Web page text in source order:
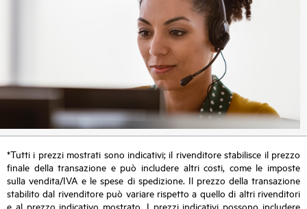
*Tutti i prezzi mostrati sono indicativi; il rivenditore stabilisce il prezzo
finale della transazione e può includere altri costi, come le imposte
sulla vendita/IVA e le spese di spedizione. Il prezzo della transazione
stabilito dal rivenditore può variare rispetto a quello di altri rivenditori
e al prezzo indicativo mostrato. I prezzi indicativi possono includere